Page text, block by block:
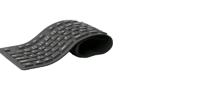
podstavce pro